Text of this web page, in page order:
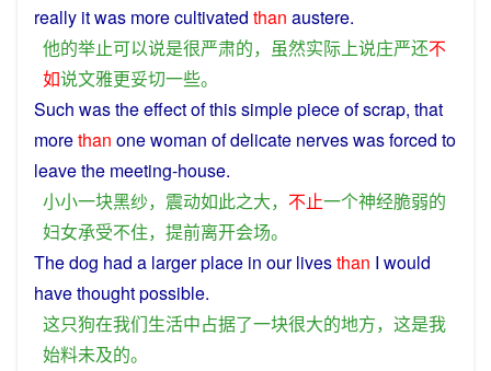
really itwas morecultivated than austere.
他的举止可以说是很严肃的， 虽然实际上说庄严还不
如说文雅更妥切一些。
Such was the effectofthis simplepieceofscrap, that
morethan onewoman ofdelicate nerveswasforced to
leavethe meeting-house.
小小一块黑纱， 震动如此之大， 不止一个神经脆弱的
妇女承受不住， 提前离开会场。
Thedog had a largerplace in our livesthan I would
have thoughtpossible.
这只狗在我们生活中占据了一块很大的地方， 这是我
始料未及的。